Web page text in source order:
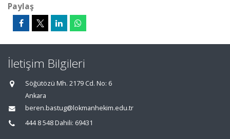
Paylaş
İletişim Bilgileri
Söğütözü Mh. 2179 Cd. No: 6
Ankara
beren.bastug@lokmanhekim.edu.tr
444 8 548 Dahili: 69431